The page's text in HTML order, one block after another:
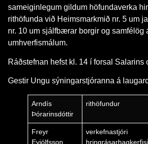
sameiginlegum gildum höfundaverka
rithöfunda við Heimsmarkmið nr. 5 um
nr. 10 um sjálfbærar borgir og samfélög
umhverfismálum.
Ráðstefnan hefst kl. 14 í forsal Salarins
Gestir Ungu sýningarstjóranna á
Arndís
Þórarinsdóttir
rithöfundur
Freyr
Eyjólfsson
verkefnastjóri